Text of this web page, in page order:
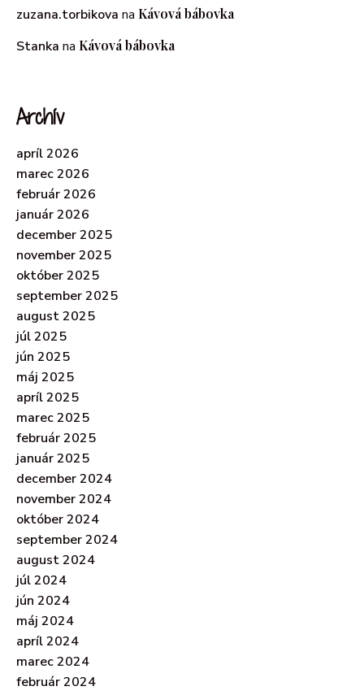
zuzana.torbikova na Kávová bábovka
Stanka na Kávová bábovka
Archív
apríl 2026
marec 2026
február 2026
január 2026
december 2025
november 2025
október 2025
september 2025
august 2025
júl 2025
jún 2025
máj 2025
apríl 2025
marec 2025
február 2025
január 2025
december 2024
november 2024
október 2024
september 2024
august 2024
júl 2024
jún 2024
máj 2024
apríl 2024
marec 2024
február 2024